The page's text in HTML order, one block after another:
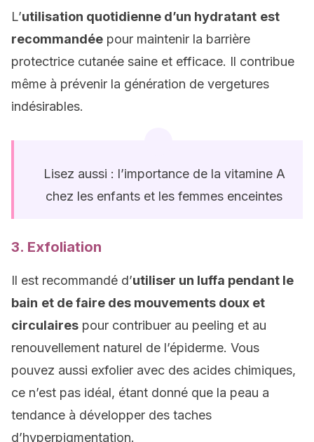
L’utilisation quotidienne d’un hydratant est
recommandée pour maintenir la barrière
protectrice cutanée saine et efficace. Il contribue
même à prévenir la génération de vergetures
indésirables.
Lisez aussi : l’importance de la vitamine A
chez les enfants et les femmes enceintes
3. Exfoliation
Il est recommandé d’utiliser un luffa pendant le
bain et de faire des mouvements doux et
circulaires pour contribuer au peeling et au
renouvellement naturel de l’épiderme. Vous
pouvez aussi exfolier avec des acides chimiques,
ce n’est pas idéal, étant donné que la peau a
tendance à développer des taches
d’hyperpigmentation.